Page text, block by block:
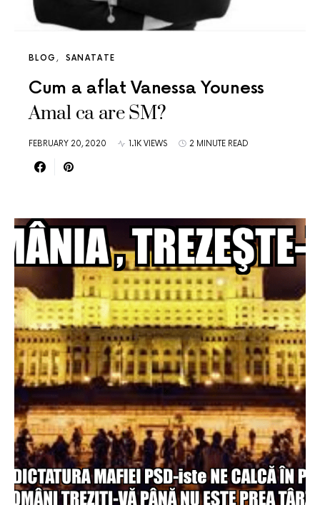
BLOG SANATATE
Cum a aflat Vanessa Youness
Amal ca are SM?
FEBRUARY 20, 2020 1.1K VIEWS 2 MINUTE READ